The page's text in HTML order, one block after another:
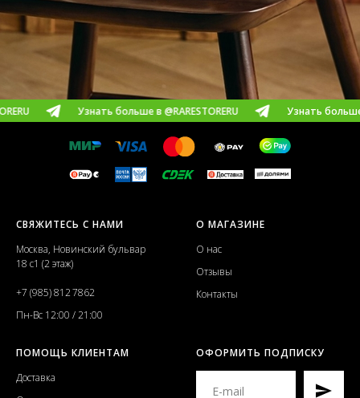
Узнать больше в @RARESTORERU Узнать больше в
СВЯЖИТЕСЬ С НАМИ
Москва, Новинский бульвар
18 с1 (2 этаж)
+7 (985) 812 7862
Пн-Вс 12:00 / 21:00
О МАГАЗИНЕ
О нас
Отзывы
Контакты
ПОМОЩЬ КЛИЕНТАМ
Доставка
ОФОРМИТЬ ПОДПИСКУ